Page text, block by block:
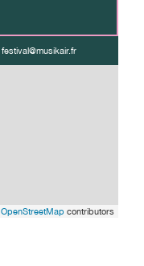
festival@musikair.fr
OpenStreetMap contributors